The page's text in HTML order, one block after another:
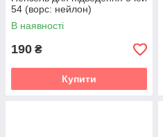
54 (ворс: нейлон)
В наявності
190 ₴
Купити